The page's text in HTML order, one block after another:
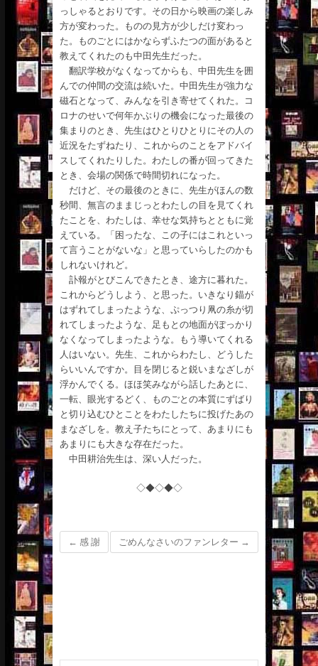
っしゃるとおりです。その日から映画の楽しみ
方が変わった。ものの見方が少しだけ変わっ
た。ものごとにはかならずふたつの面があると
教えてくれたのも中田先生だった。
翻訳学校がなくなってからも、中田先生を囲
んでの仲間の交流は続いた。中田先生が強力な
磁石となって、みんなを引き寄せてくれた。コ
ロナのせいで何年かぶりの機会になった最後の
集まりのとき、先生はひとりひとりにその人の
近況をたずねたり、これからのことをアドバイ
スしてくれたりした。わたしの番が回ってきた
とき、会場の関係で時間切れになった。
だけど、その最後のときに、先生がほんの数
秒間、無言のままじっとわたしの目を見てくれ
たことを、わたしは、幸せな気持ちとともに覚
えている。「困ったな、この子にはこれといっ
て言うことがないな」と思っていらしたのかも
しれないけれど。
訃報がとびこんできたとき、途方に暮れた。
これからどうしよう、と思った。いきなり錨が
はずれてしまったような、ぷっつり凧の糸が切
れてしまったような、足もとの地面がぽっかり
なくなってしまったような。もう導いてくれる
人はいない。先生、これからわたし、どうした
らいいんですか。目を閉じると鋭いまなざしが
浮かんでくる。ほほ笑みながら話したあとに、
一転、眼光するどく、ものごとの本質にずばり
と切り込むひとことをわたしたちに投げたあの
まなざしを。教え子たちにとって、あまりにも
あまりにも大きな存在だった。
中田耕治先生は、深い人だった。
◇◆◇◆◇
← 感 謝 ごめんなさいのファンレター →